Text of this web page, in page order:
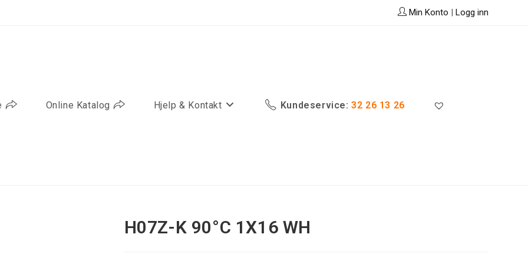
Min Konto | Logg inn
Online Katalog Hjelp & Kontakt Kundeservice: 32 26 13 26
H07Z-K 90°C 1X16 WH